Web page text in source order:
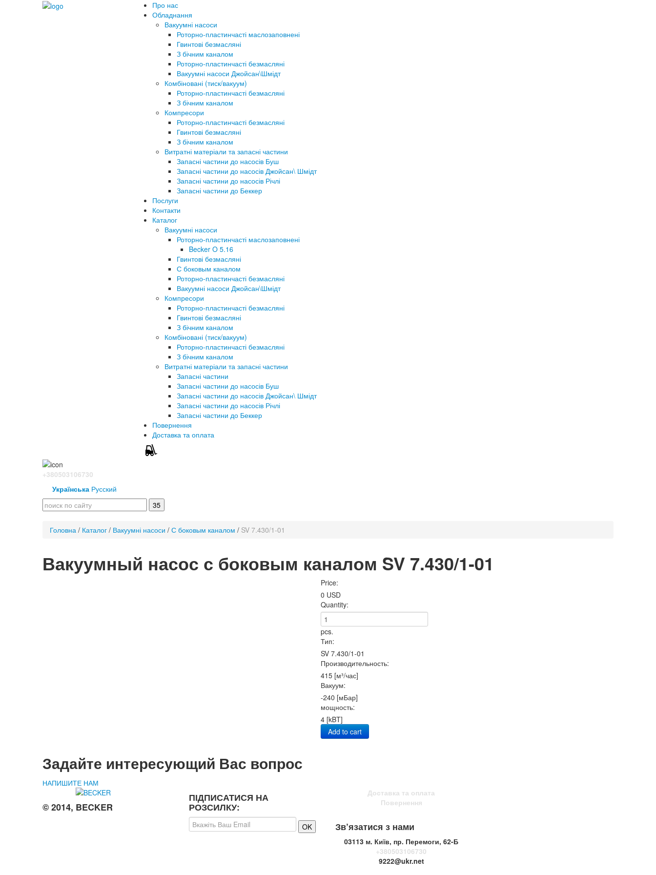
Про нас
Обладнання
Вакуумні насоси
Роторно-пластинчасті маслозаповнені
Гвинтові безмасляні
З бічним каналом
Роторно-пластинчасті безмасляні
Вакуумні насоси Джойсан\Шмідт
Комбіновані (тиск/вакуум)
Роторно-пластинчасті безмасляні
З бічним каналом
Компресори
Роторно-пластинчасті безмасляні
Гвинтові безмасляні
З бічним каналом
Витратні матеріали та запасні частини
Запасні частини до насосів Буш
Запасні частини до насосів Джойсан\ Шмідт
Запасні частини до насосів Річлі
Запасні частини до Беккер
Послуги
Контакти
Каталог
Вакуумні насоси
Роторно-пластинчасті маслозаповнені
Becker O 5.16
Гвинтові безмасляні
С боковым каналом
Роторно-пластинчасті безмасляні
Вакуумні насоси Джойсан\Шмідт
Компресори
Роторно-пластинчасті безмасляні
Гвинтові безмасляні
З бічним каналом
Комбіновані (тиск/вакуум)
Роторно-пластинчасті безмасляні
З бічним каналом
Витратні матеріали та запасні частини
Запасні частини
Запасні частини до насосів Буш
Запасні частини до насосів Джойсан\ Шмідт
Запасні частини до насосів Річлі
Запасні частини до Беккер
Повернення
Доставка та оплата
+380503106730
Українська Русский
Головна / Каталог / Вакуумні насоси / С боковым каналом / SV 7.430/1-01
Вакуумный насос с боковым каналом SV 7.430/1-01
Price:
0 USD
Quantity:
pcs.
Тип:
SV 7.430/1-01
Производительность:
415 [м³/час]
Вакуум:
-240 [мБар]
мощность:
4 [kBT]
Add to cart
Задайте интересующий Вас вопрос
НАПИШИТЕ НАМ
© 2014, BECKER
ПІДПИСАТИСЯ НА
РОЗСИЛКУ:
Доставка та оплата
Повернення
Зв’язатися з нами
03113 м. Київ, пр. Перемоги, 62-Б
+380503106730
9222@ukr.net